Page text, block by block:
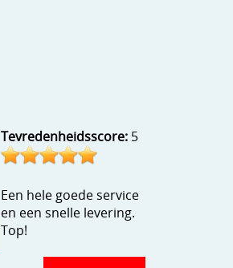
Tevredenheidsscore: 5
Een hele goede service
en een snelle levering.
Top!